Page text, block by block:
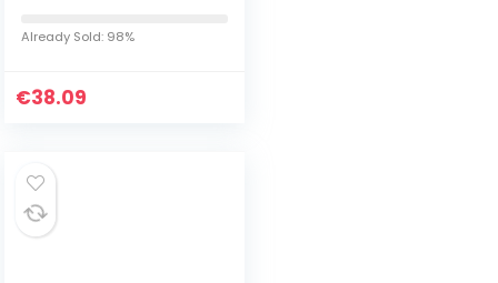
Already Sold: 98%
€38.09